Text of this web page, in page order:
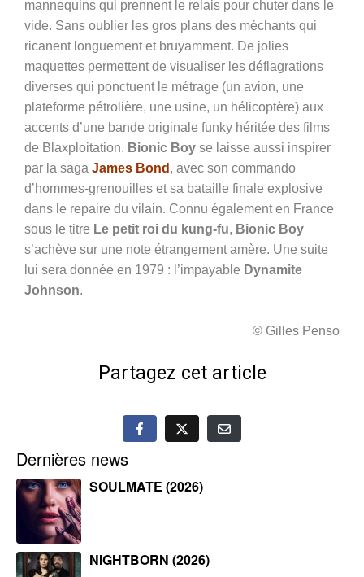
mannequins qui prennent le relais pour chuter dans le
vide. Sans oublier les gros plans des méchants qui
ricanent longuement et bruyamment. De jolies
maquettes permettent de visualiser les déflagrations
diverses qui ponctuent le métrage (un avion, une
plateforme pétrolière, une usine, un hélicoptère) aux
accents d’une bande originale funky héritée des films
de Blaxploitation. Bionic Boy se laisse aussi inspirer
par la saga James Bond , avec son commando
d’hommes-grenouilles et sa bataille finale explosive
dans le repaire du vilain. Connu également en France
sous le titre Le petit roi du kung-fu, Bionic Boy
s’achève sur une note étrangement amère. Une suite
lui sera donnée en 1979 : l’impayable Dynamite
Johnson.
© Gilles Penso
Partagez cet article
Dernières news
SOULMATE (2026)
NIGHTBORN (2026)